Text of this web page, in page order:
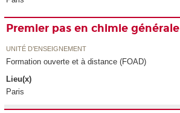
Premier pas en chimie générale
UNITÉ D’ENSEIGNEMENT
Formation ouverte et à distance (FOAD)
Lieu(x)
Paris